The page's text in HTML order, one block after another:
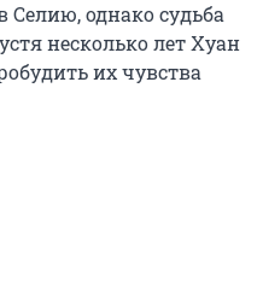
Селию, однако судьба
несколько лет Хуан
их чувства